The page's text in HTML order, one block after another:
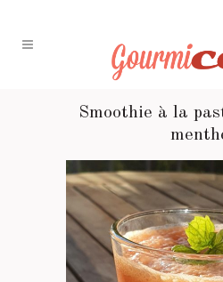
Smoothie à la